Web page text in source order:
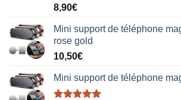
Note5.00
sur 5
8,90€
Mini support de téléphone
rose gold
10,50€
Mini support de téléphone